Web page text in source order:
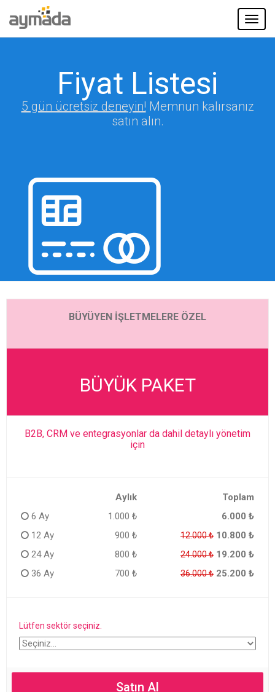
Fiyat Listesi
5 gün ücretsiz deneyin! Memnun kalırsanız
satın alın.
BÜYÜYEN İŞLETMELERE ÖZEL
BÜYÜK PAKET
B2B, CRM ve entegrasyonlar da dahil detaylı yönetim
için
Aylık
Toplam
6 Ay
1.000 ₺
6.000 ₺
12 Ay
900 ₺ 12.000 ₺ 10.800 ₺
24 Ay
800 ₺ 24.000 ₺ 19.200 ₺
36 Ay
700 ₺ 36.000 ₺ 25.200 ₺
Lütfen sektör seçiniz.